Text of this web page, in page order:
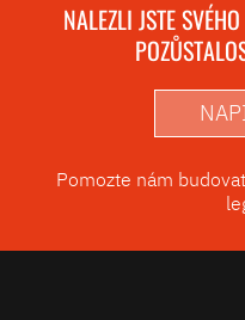
NALEZLI JSTE
Pomozte nám